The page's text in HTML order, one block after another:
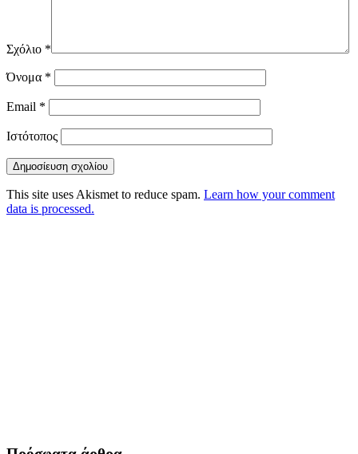
Σχόλιο *
Όνομα *
Email *
Ιστότοπος
This site uses Akismet to reduce spam. Learn how your comment
data is processed.